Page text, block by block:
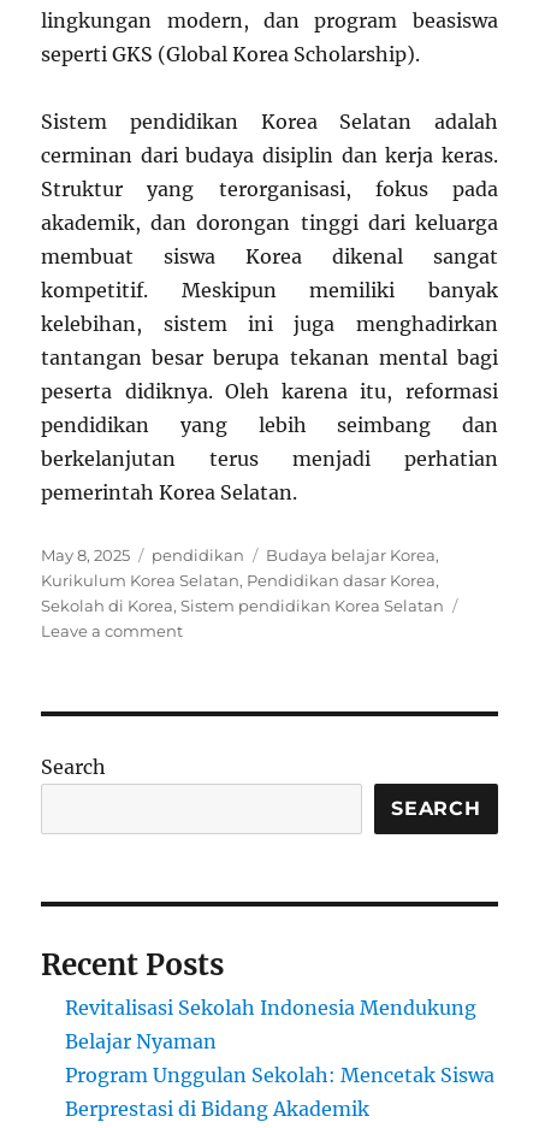
lingkungan modern, dan program beasiswa
seperti GKS (Global Korea Scholarship).
Sistem pendidikan Korea Selatan adalah
cerminan dari budaya disiplin dan kerja keras.
Struktur yang terorganisasi, fokus pada
akademik, dan dorongan tinggi dari keluarga
membuat siswa Korea dikenal sangat
kompetitif. Meskipun memiliki banyak
kelebihan, sistem ini juga menghadirkan
tantangan besar berupa tekanan mental bagi
peserta didiknya. Oleh karena itu, reformasi
pendidikan yang lebih seimbang dan
berkelanjutan terus menjadi perhatian
pemerintah Korea Selatan.
Posted
on
May 8, 2025 Categories
pendidikan Tags
Budaya belajar Korea,
Kurikulum Korea Selatan, Pendidikan dasar Korea,
Sekolah di Korea,Sistem pendidikan Korea Selatan
Leave a commenton
Selatan:
dan
Search
SEARCH
Recent Posts
Revitalisasi Sekolah Indonesia Mendukung
Belajar Nyaman
Program Unggulan Sekolah: Mencetak Siswa
Berprestasi di Bidang Akademik